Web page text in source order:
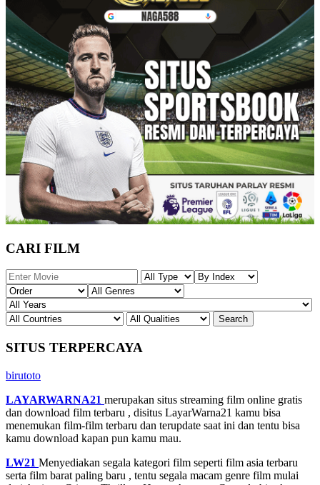
CARI FILM
SITUS TERPERCAYA
birutoto
LAYARWARNA21 merupakan situs streaming film online gratis
dan download film terbaru , disitus LayarWarna21 kamu bisa
menemukan film-film terbaru dan terupdate saat ini dan tentu bisa
kamu download kapan pun kamu mau.
LW21 Menyediakan segala kategori film seperti film asia terbaru
serta film barat paling baru , tentu segala macam genre film mulai